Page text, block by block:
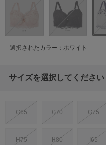
選択されたカラー：ホワイト
サイズを選択してください
G65 G70 G75
H75 H80 I65